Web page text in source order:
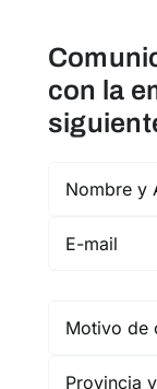
con la